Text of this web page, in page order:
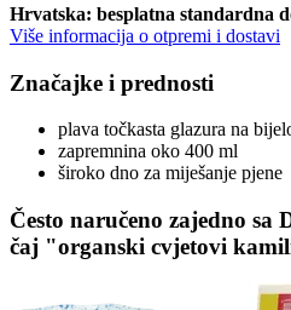
Hrvatska: besplatna standardna
Više informacija o otpremi i dostavi
Značajke i prednosti
plava točkasta glazura na
zapremnina oko 400 ml
široko dno za miješanje pjene
Često naručeno zajedno sa
čaj "organski cvjetovi